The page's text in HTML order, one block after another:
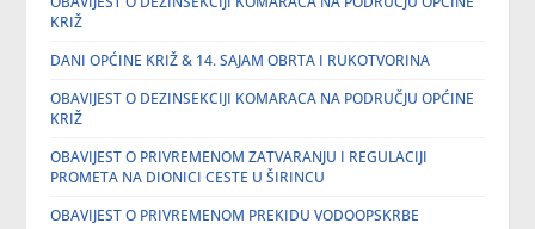
KRIŽ
DANI OPĆINE KRIŽ & 14. SAJAM OBRTA I RUKOTVORINA
OBAVIJEST O DEZINSEKCIJI KOMARACA NA PODRUČJU OPĆINE
KRIŽ
OBAVIJEST O PRIVREMENOM ZATVARANJU I REGULACIJI
PROMETA NA DIONICI CESTE U ŠIRINCU
OBAVIJEST O PRIVREMENOM PREKIDU VODOOPSKRBE